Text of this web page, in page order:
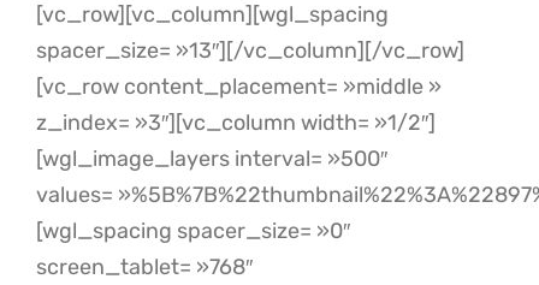
[vc_row][vc_column][wgl_spacing
spacer_size= »13″][/vc_column][/vc_row]
[vc_row content_placement= »middle »
z_index= »3″][vc_column width= »1/2″]
[wgl_image_layers interval= »500″
values=
[wgl_spacing spacer_size= »0″
screen_tablet= »768″